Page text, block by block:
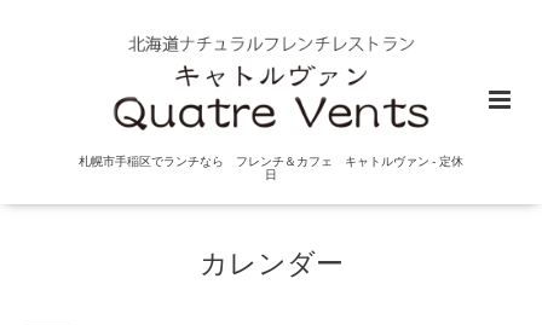
札幌市手稲区でランチなら フレンチ＆カフェ キャトルヴァン - 定休
日
カレンダー